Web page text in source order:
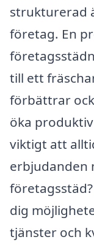
strukturerad
företag. En
till ett
förbättrar
öka
viktigt att
erbjudanden
dig
tjänster och